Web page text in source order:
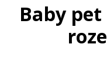
Baby